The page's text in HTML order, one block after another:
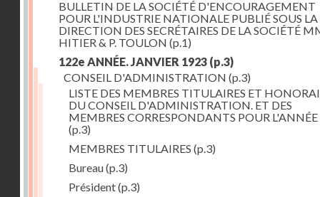
BULLETIN DE LA SOCIÉTÉ D'ENCOURAGEMENT
POUR L'INDUSTRIE NATIONALE PUBLIÉ SOUS LA
DIRECTION DES SECRÉTAIRES DE LA SOCIÉTÉ
HITIER & P. TOULON (p.1)
122e ANNÉE. JANVIER 1923 (p.3)
CONSEIL D'ADMINISTRATION (p.3)
LISTE DES MEMBRES TITULAIRES ET
DU CONSEIL D'ADMINISTRATION. ET DES
MEMBRES CORRESPONDANTS POUR
(p.3)
MEMBRES TITULAIRES (p.3)
Bureau(p.3)
Président(p.3)